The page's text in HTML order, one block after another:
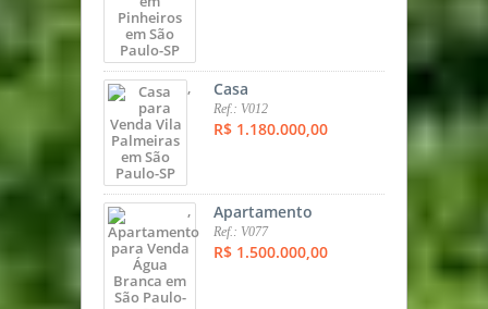
, Casa
Ref.: V012
R$ 1.180.000,00
, Apartamento
Ref.: V077
R$ 1.500.000,00